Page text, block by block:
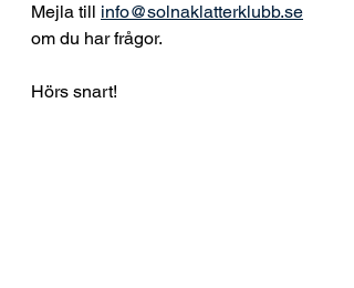
Mejla till info@solnaklatterklubb.se
om du har frågor.
Hörs snart!